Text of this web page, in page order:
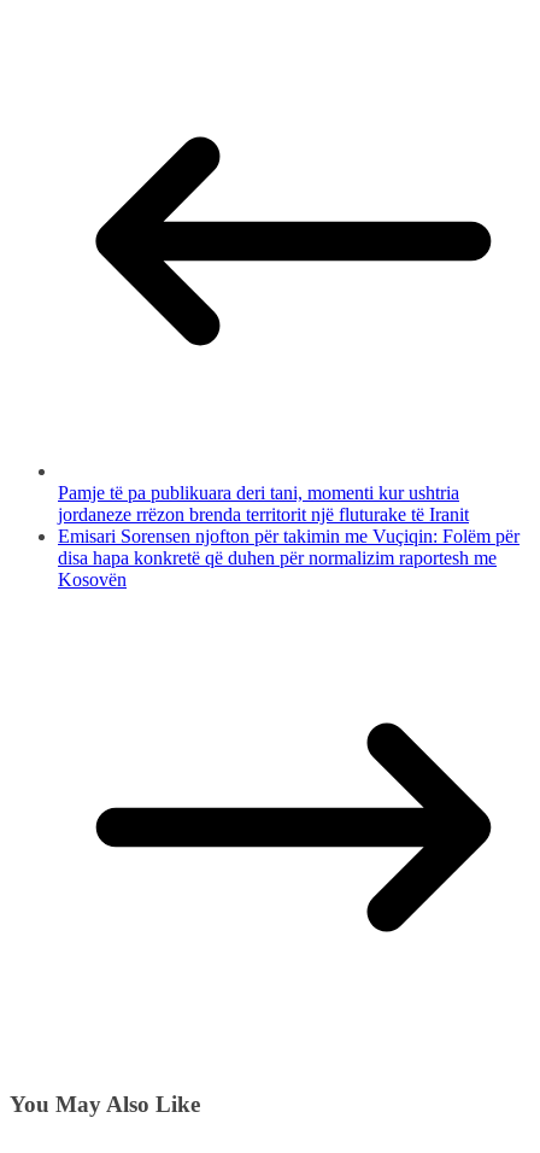
Pamje të pa publikuara deri tani, momenti kur ushtria
jordaneze rrëzon brenda territorit një fluturake të Iranit
Emisari Sorensen njofton për takimin me Vuçiqin: Folëm për
disa hapa konkretë që duhen për normalizim raportesh me
Kosovën
You May Also Like